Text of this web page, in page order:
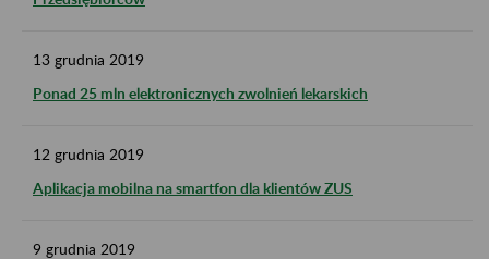
13 grudnia 2019
Ponad 25 mln elektronicznych zwolnień lekarskich
12 grudnia 2019
Aplikacja mobilna na smartfon dla klientów ZUS
9 grudnia 2019